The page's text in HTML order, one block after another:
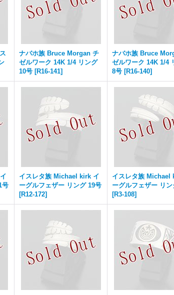
ナバホ族 Bruce Morgan チ
ゼルワーク 14K 1/4 リング
10号 [R16-141]
ナバホ族 Bruce
ゼルワーク 14K 1/4
8号 [R16-140]
号
イスレタ族 Michael kirk イ
ーグルフェザー リング 19号
[R12-172]
イスレタ族 Michael
ーグルフェザー リ
[R3-108]